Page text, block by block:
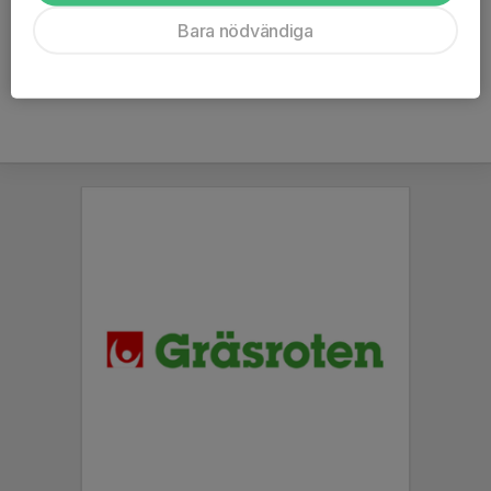
Bara nödvändiga